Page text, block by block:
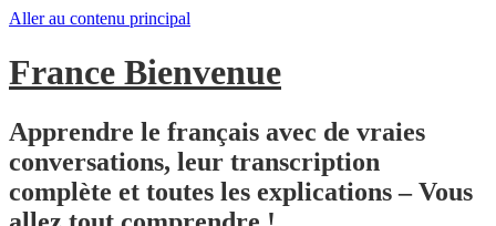
Aller au contenu principal
France Bienvenue
Apprendre le français avec de vraies
conversations, leur transcription
complète et toutes les explications – Vous